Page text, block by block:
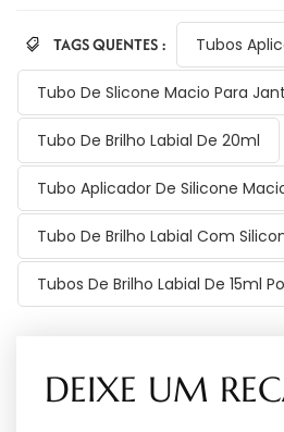
TAGS QUENTES : Tubos
Tubo De Slicone Macio Para
Tubo De Brilho Labial De 20ml
Tubo Aplicador De Silicone
Tubo De Brilho Labial Com
Tubos De Brilho Labial De 15ml
DEIXE UM